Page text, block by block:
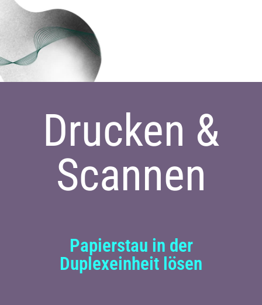
Drucken &
Scannen
Papierstau in der
Duplexeinheit lösen